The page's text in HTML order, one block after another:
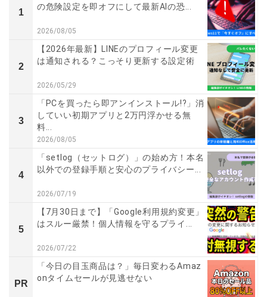
1
の危険設定を即オフにして最新AIの恐...
2026/08/05
2
【2026年最新】LINEのプロフィール変更
は通知される？こっそり更新する設定術
2026/05/29
3
「PCを買ったら即アンインストール!?」消
していい初期アプリと2万円浮かせる無
料...
2026/08/05
4
「setlog（セットログ）」の始め方！本名
以外での登録手順と安心のプライバシー...
2026/07/19
5
【7月30日まで】「Google利用規約変更」
はスルー厳禁！個人情報を守るプライ...
2026/07/22
PR
「今日の目玉商品は？」毎日変わるAmaz
onタイムセールが見逃せない